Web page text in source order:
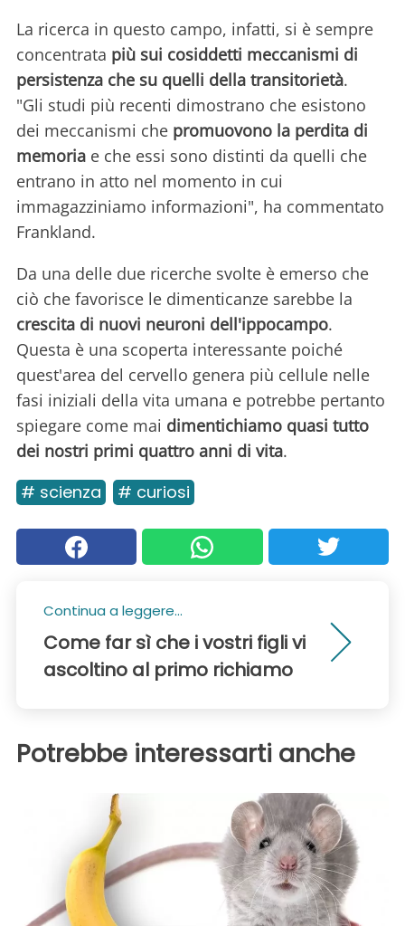
La ricerca in questo campo, infatti, si è sempre
concentrata più sui cosiddetti meccanismi di
persistenza che su quelli della transitorietà.
"Gli studi più recenti dimostrano che esistono
dei meccanismi che promuovono la perdita di
memoria e che essi sono distinti da quelli che
entrano in atto nel momento in cui
immagazziniamo informazioni", ha commentato
Frankland.
Da una delle due ricerche svolte è emerso che
ciò che favorisce le dimenticanze sarebbe la
crescita di nuovi neuroni dell'ippocampo.
Questa è una scoperta interessante poiché
quest'area del cervello genera più cellule nelle
fasi iniziali della vita umana e potrebbe pertanto
spiegare come mai dimentichiamo quasi tutto
dei nostri primi quattro anni di vita.
# scienza # curiosi
Continua a leggere...
Come far sì che i vostri figli vi
ascoltino al primo richiamo
Potrebbe interessarti anche